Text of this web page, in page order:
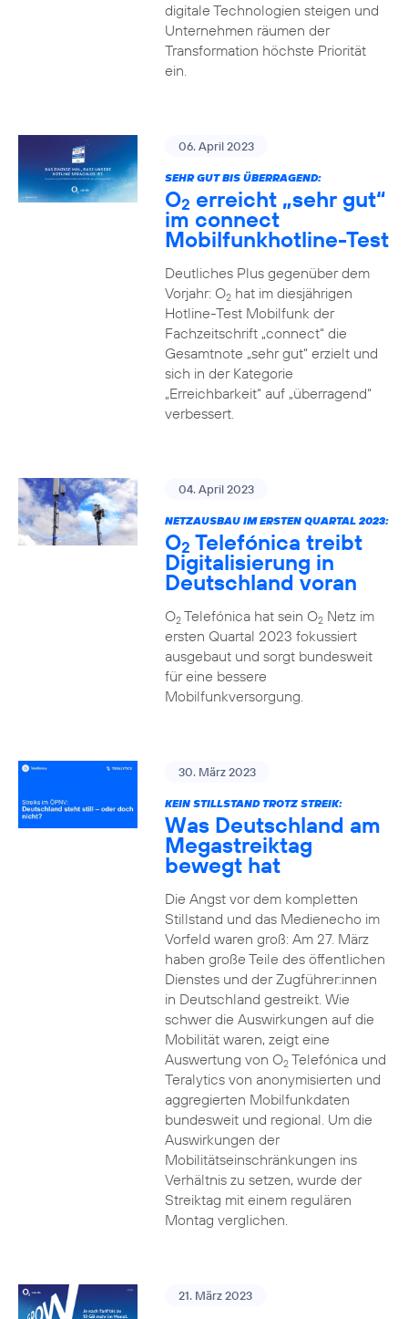
digitale Technologien steigen und
Unternehmen räumen der
Transformation höchste Priorität
ein.
06. April 2023
SEHR GUT BIS ÜBERRAGEND:
O2 erreicht „sehr gut“
im connect
Mobilfunkhotline-Test
Deutliches Plus gegenüber dem
Vorjahr: O2hat im diesjährigen
Hotline-Test Mobilfunk der
Fachzeitschrift „connect“ die
Gesamtnote „sehr gut“ erzielt und
sich in der Kategorie
„Erreichbarkeit“ auf „überragend“
verbessert.
04. April 2023
NETZAUSBAU IM ERSTEN QUARTAL 2023:
O2 Telefónica treibt
Digitalisierung in
Deutschland voran
O2Telefónica hat sein O2Netz im
ersten Quartal 2023 fokussiert
ausgebaut und sorgt bundesweit
für eine bessere
Mobilfunkversorgung.
30. März 2023
KEIN STILLSTAND TROTZ STREIK:
Was Deutschland am
Megastreiktag
bewegt hat
Die Angst vor dem kompletten
Stillstand und das Medienecho im
Vorfeld waren groß: Am 27. März
haben große Teile des öffentlichen
Dienstes und der Zugführer:innen
in Deutschland gestreikt. Wie
schwer die Auswirkungen auf die
Mobilität waren, zeigt eine
Auswertung von O2Telefónica und
Teralytics von anonymisierten und
aggregierten Mobilfunkdaten
bundesweit und regional. Um die
Auswirkungen der
Mobilitätseinschränkungen ins
Verhältnis zu setzen, wurde der
Streiktag mit einem regulären
Montag verglichen.
21. März 2023